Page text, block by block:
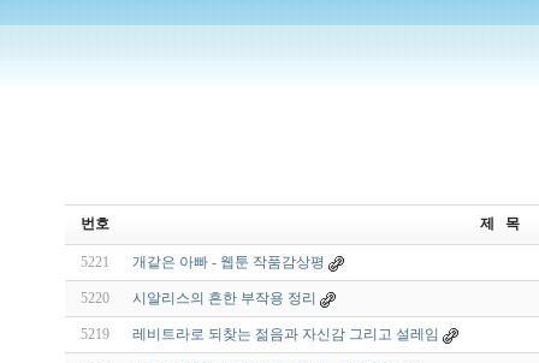
번호 제 목
5221 개같은 아빠 - 웹툰 작품감상평
5220 시알리스의 흔한 부작용 정리
5219 레비트라로 되찾는 젊음과 자신감 그리고 설레임